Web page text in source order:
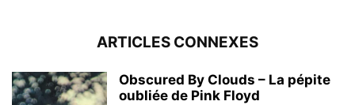
ARTICLES CONNEXES
Obscured By Clouds – La pépite
oubliée de Pink Floyd